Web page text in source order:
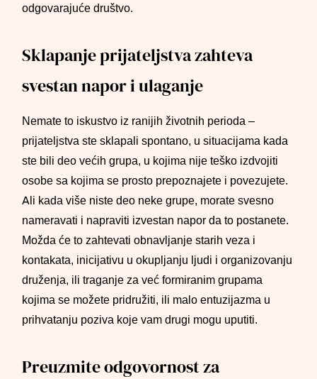
odgovarajuće društvo.
Sklapanje prijateljstva zahteva
svestan napor i ulaganje
Nemate to iskustvo iz ranijih životnih perioda –
prijateljstva ste sklapali spontano, u situacijama kada
ste bili deo većih grupa, u kojima nije teško izdvojiti
osobe sa kojima se prosto prepoznajete i povezujete.
Ali kada više niste deo neke grupe, morate svesno
nameravati i napraviti izvestan napor da to postanete.
Možda će to zahtevati obnavljanje starih veza i
kontakata, inicijativu u okupljanju ljudi i organizovanju
druženja, ili traganje za već formiranim grupama
kojima se možete pridružiti, ili malo entuzijazma u
prihvatanju poziva koje vam drugi mogu uputiti.
Preuzmite odgovornost za